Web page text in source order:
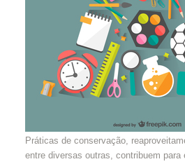
Práticas de conservação,
entre diversas outras, contribuem para